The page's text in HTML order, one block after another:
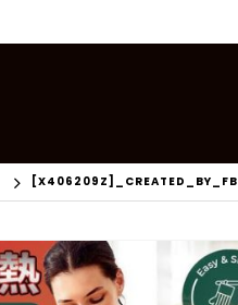
[X406209Z]_CREATED_BY_FB